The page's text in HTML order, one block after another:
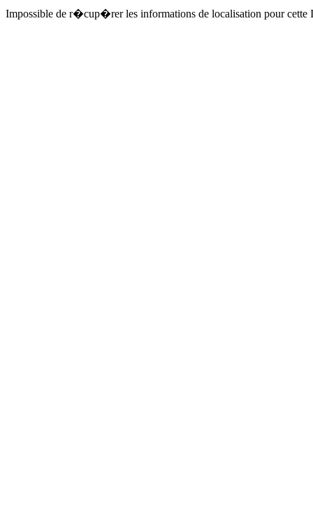
Impossible de r�cup�rer les informations de localisation pour cette